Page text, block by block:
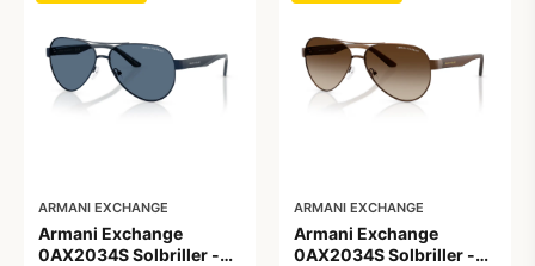
ARMANI EXCHANGE
Armani Exchange
0AX2034S Solbriller -
ARMANI EXCHANGE
Armani Exchange
0AX2034S Solbriller -